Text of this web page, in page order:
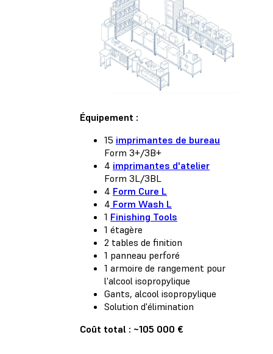
Équipement :
15 imprimantes de bureau
Form 3+/3B+
4 imprimantes d'atelier
Form 3L/3BL
4 Form Cure L
4 Form Wash L
1 Finishing Tools
1 étagère
2 tables de finition
1 panneau perforé
1 armoire de rangement pour
l'alcool isopropylique
Gants, alcool isopropylique
Solution d'élimination
Coût total : ~105 000 €